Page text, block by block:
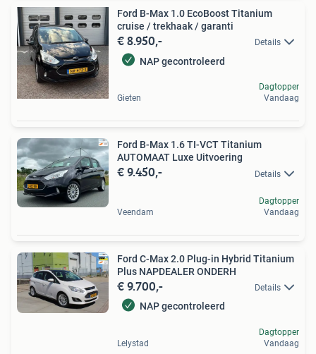
Ford B-Max 1.0 EcoBoost Titanium
cruise / trekhaak / garanti
€ 8.950,- Details
NAP gecontroleerd
Gieten
Dagtopper
Vandaag
Ford B-Max 1.6 TI-VCT Titanium
AUTOMAAT Luxe Uitvoering
€ 9.450,- Details
Veendam
Dagtopper
Vandaag
Ford C-Max 2.0 Plug-in Hybrid Titanium
Plus NAPDEALER ONDERH
€ 9.700,- Details
NAP gecontroleerd
Lelystad
Dagtopper
Vandaag